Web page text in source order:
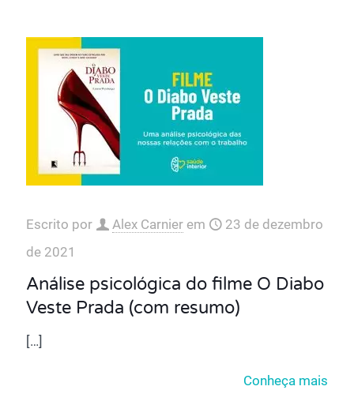
Escrito por Alex Carnier em
23 de dezembro
de 2021
Análise psicológica do filme O Diabo
Veste Prada (com resumo)
[…]
Conheça mais